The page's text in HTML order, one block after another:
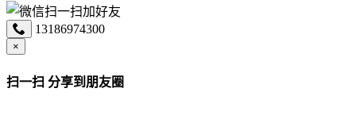
13186974300
×
扫一扫 分享到朋友圈